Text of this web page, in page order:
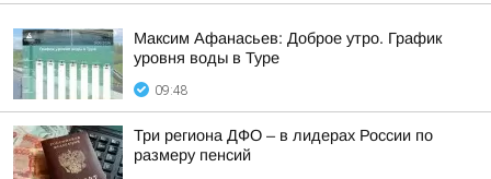
Максим Афанасьев: Доброе утро. График
уровня воды в Туре
09:48
Три региона ДФО – в лидерах России по
размеру пенсий